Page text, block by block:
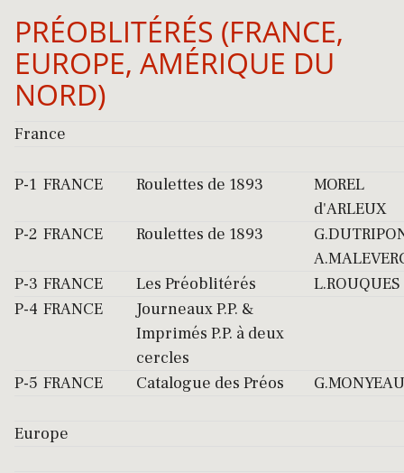
PRÉOBLITÉRÉS (FRANCE,
EUROPE, AMÉRIQUE DU
NORD)
France
P-1 FRANCE Roulettes de 1893
MOREL
d'ARLEUX
P-2 FRANCE Roulettes de 1893
P-3 FRANCE Les Préoblitérés
L.ROUQUES
P-4 FRANCE
Journeaux P.P. &
Imprimés P.P. à deux
cercles
P-5 FRANCE Catalogue des Préos
Europe